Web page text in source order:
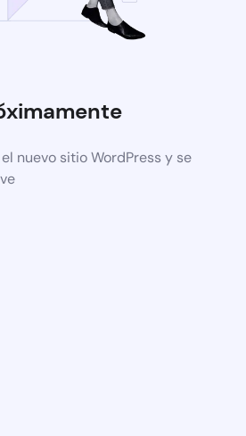
nuevo sitio WordPress y se